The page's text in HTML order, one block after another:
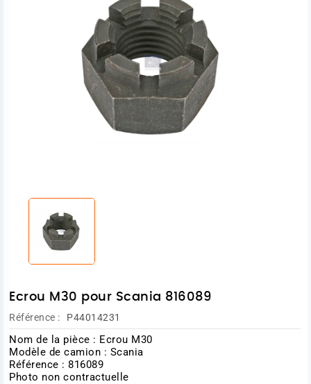
Ecrou M30 pour Scania 816089
Référence : P44014231
Nom de la pièce : Ecrou M30
Modèle de camion : Scania
Référence : 816089
Photo non contractuelle